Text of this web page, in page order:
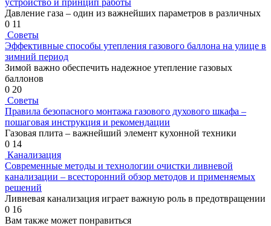
Давление газа – один из важнейших параметров в различных
0 11
Советы
Эффективные способы утепления газового баллона на улице в
зимний период
Зимой важно обеспечить надежное утепление газовых
баллонов
0 20
Советы
Правила безопасного монтажа газового духового шкафа –
пошаговая инструкция и рекомендации
Газовая плита – важнейший элемент кухонной техники
0 14
Канализация
Современные методы и технологии очистки ливневой
канализации – всесторонний обзор методов и применяемых
решений
Ливневая канализация играет важную роль в предотвращении
0 16
Вам также может понравиться